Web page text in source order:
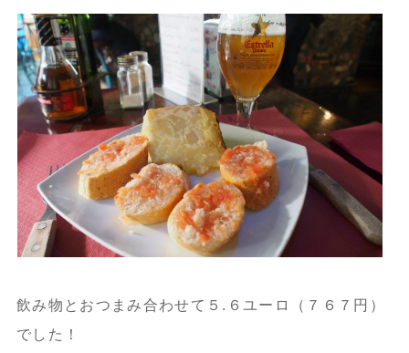
飲み物とおつまみ合わせて５.６ユーロ（７６７円）
でした！